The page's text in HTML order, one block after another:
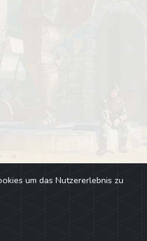
um das Nutzererlebnis zu